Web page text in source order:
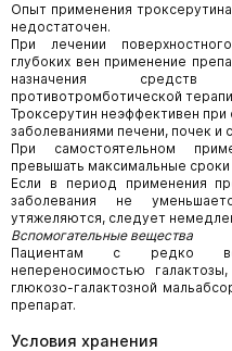
Опыт применения
недостаточен.
При лечении
глубоких вен применение
назначения средств
противотромботической
Троксерутин неэффективен
заболеваниями печени, почек и
При самостоятельном
превышать максимальные
Если в период применения
заболевания не
утяжеляются, следует
Вспомогательные вещества
Пациентам с редко
непереносимостью
глюкозо-галактозной
препарат.
Условия хранения